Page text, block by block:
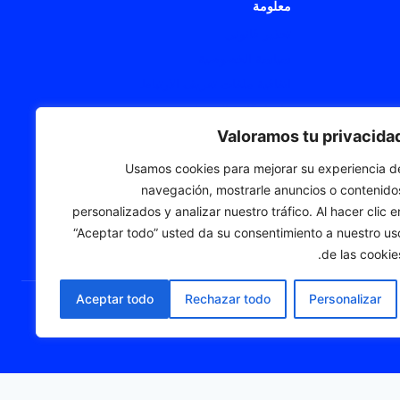
Valoramos tu
Usamos cookies para mejorar su experiencia
navegación, mostrarle anuncios o
personalizados y analizar nuestro tráfico. Al hacer clic
“Aceptar todo” usted da su consentimiento a nuestro
de las
Personalizar
Rechazar todo
Aceptar todo
معلومة
بيان إمكانية الوصول
خريطة الويب